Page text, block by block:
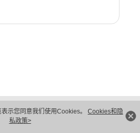
示您同意我们使用Cookies。 Cookies和隐
私政策>
隐私保护
法律声明